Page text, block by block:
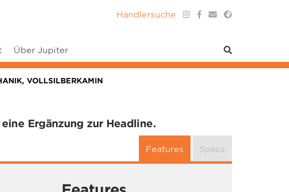
Über Jupiter
Händlersuche
VOLLSILBERKAMIN
eine Ergänzung zur Headline.
Features Specs